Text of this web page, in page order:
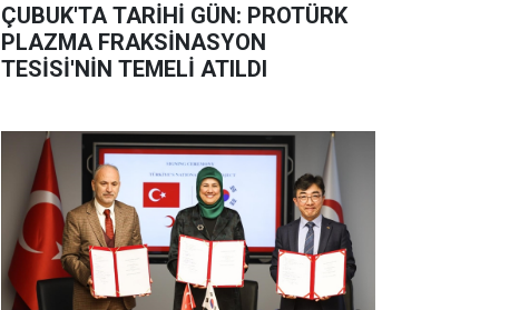
ÇUBUK'TA TARİHİ GÜN: PROTÜRK
PLAZMA FRAKSİNASYON
TESİSİ'NİN TEMELİ ATILDI